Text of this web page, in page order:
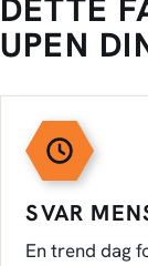
DETTE
UPEN
SVAR
En trend dag